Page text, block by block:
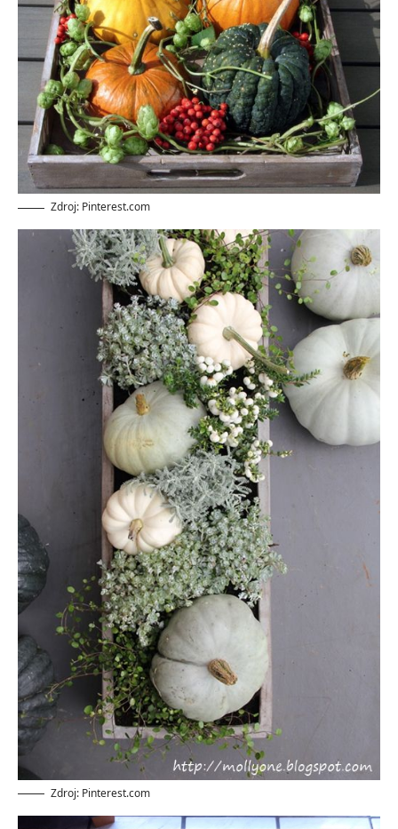
Zdroj: Pinterest.com
Zdroj: Pinterest.com